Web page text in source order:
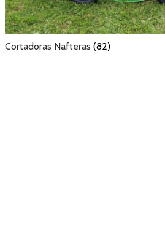
Cortadoras Nafteras (82)